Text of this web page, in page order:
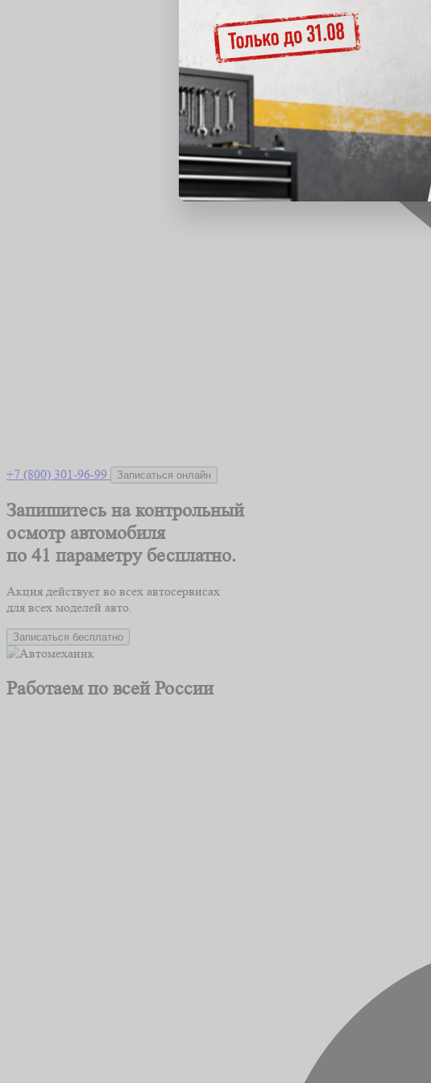
+7 (800) 301-96-99 Записаться онлайн
Запишитесь на контрольный
осмотр автомобиля
по 41 параметру бесплатно.
Акция действует во всех автосервисах
для всех моделей авто.
Записаться бесплатно
Работаем по всей России